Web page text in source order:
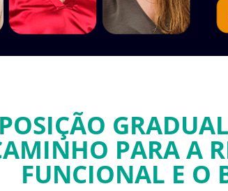
PARA A
FUNCIONAL E O